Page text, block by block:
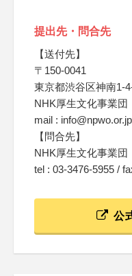
提出先・問合先
【送付先】
〒150-0041
東京都渋谷区神南1-
NHK厚生文化事業団
mail : info@npwo.or.jp
【問合先】
NHK厚生文化事業団
tel : 03-3476-5955 /
公